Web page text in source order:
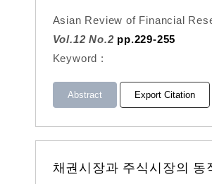
Asian Review of Financial
Vol.12 No.2 pp.229-255
Keyword :
Abstract Export Citation
채권시장과 주식시장의